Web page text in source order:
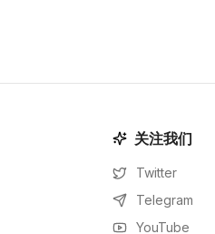
关注我们
Twitter
Telegram
YouTube